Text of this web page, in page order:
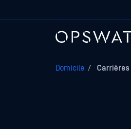
Domicile / Carrières